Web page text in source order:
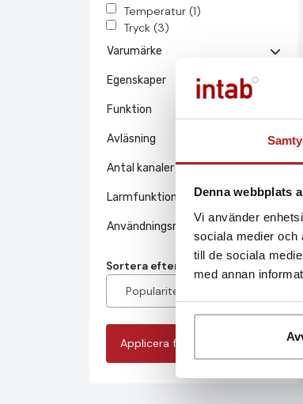
Denna webbplats
Vi använder
sociala medier och
till de sociala
med annan
Temperatur (1)
Tryck (3)
Varumärke
Egenskaper
Funktion
Avläsning
Antal kanaler
Larmfunktion
Användningsmiljö
Sortera efter:
Applicera filter